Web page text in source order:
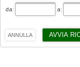
da: a: